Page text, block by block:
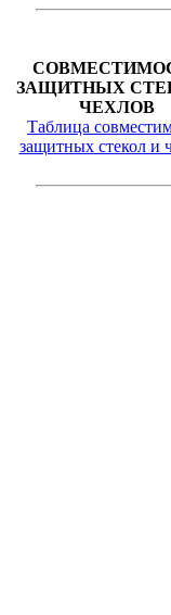
ЗАЩИТНЫХ
ЧЕХЛОВ
Таблица
защитных стекол и